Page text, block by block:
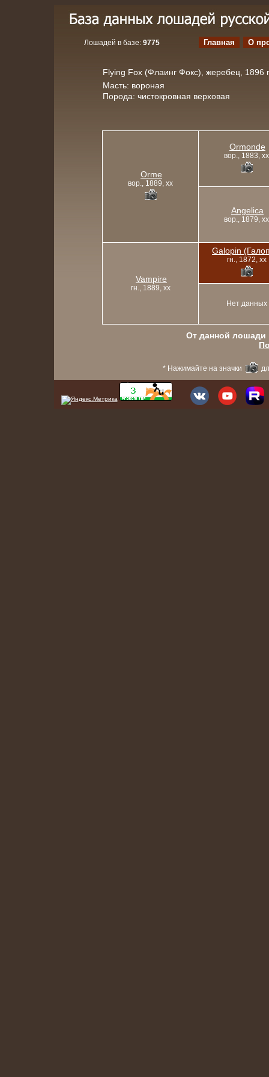
Лошадей в базе: 9775 Главная О
Flying Fox (Флаинг Фокс), жеребец, 1896
Масть: вороная
Порода: чистокровная верховая
Orme
вор., 1889, xx
Ormonde
вор., 1883, xx
Angelica
вор., 1879, xx
Vampire
гн., 1889, xx
Galopin
гн., 1872, xx
Нет данных
От данной лошади
* Нажимайте на значки